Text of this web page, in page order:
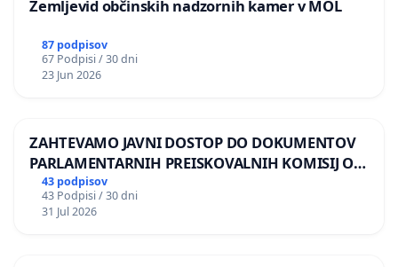
Zemljevid občinskih nadzornih kamer v MOL
87 podpisov
67 Podpisi / 30 dni
23 Jun 2026
ZAHTEVAMO JAVNI DOSTOP DO DOKUMENTOV
PARLAMENTARNIH PREISKOVALNIH KOMISIJ O
ILEGALNI TRGOVINI Z OROŽJEM
43 podpisov
43 Podpisi / 30 dni
31 Jul 2026